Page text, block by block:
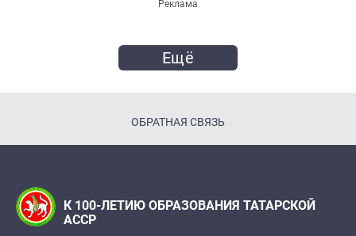
Реклама
Ещё
ОБРАТНАЯ СВЯЗЬ
К 100-ЛЕТИЮ ОБРАЗОВАНИЯ ТАТАРСКОЙ
АССР